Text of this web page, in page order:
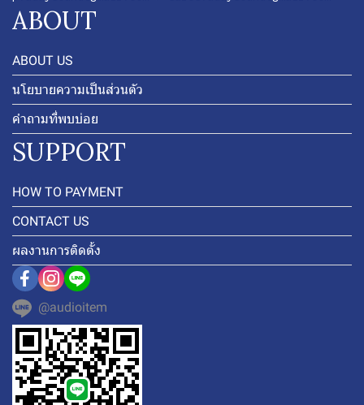
ABOUT
ABOUT US
นโยบายความเป็นส่วนตัว
คำถามที่พบบ่อย
SUPPORT
HOW TO PAYMENT
CONTACT US
ผลงานการติดตั้ง
@audioitem